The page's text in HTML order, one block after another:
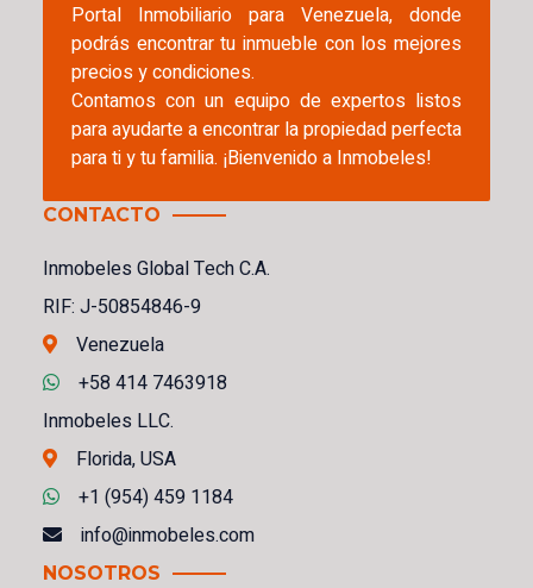
Portal Inmobiliario para Venezuela, donde
podrás encontrar tu inmueble con los mejores
precios y condiciones.
Contamos con un equipo de expertos listos
para ayudarte a encontrar la propiedad perfecta
para ti y tu familia. ¡Bienvenido a Inmobeles!
CONTACTO
Inmobeles Global Tech C.A.
RIF: J-50854846-9
Venezuela
+58 414 7463918
Inmobeles LLC.
Florida, USA
+1 (954) 459 1184
info@inmobeles.com
NOSOTROS